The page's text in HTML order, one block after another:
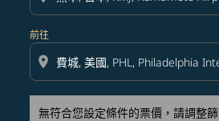
前往
location_on
無符合您設定條件的票價，請調整篩